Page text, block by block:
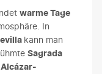
warme Tage
In
kann man
Sagrada
Alcázar-